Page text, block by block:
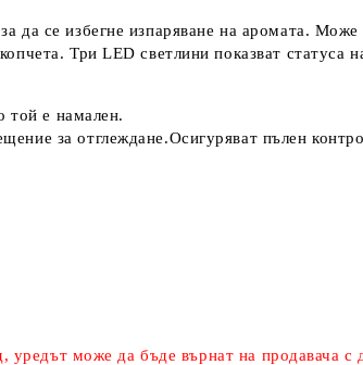
да се избегне изпаряване на аромата. Може
Три LED светлини показват статуса
той е намален.
за отглеждане.Осигуряват пълен
може да бъде върнат на продавача с